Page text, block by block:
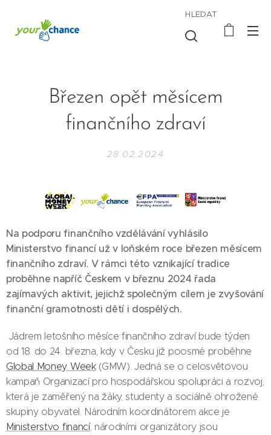
HLEDAT
Březen opět měsícem
finančního zdraví
28.02.2024
Na podporu finančního vzdělávání vyhlásilo
Ministerstvo financí už v loňském roce březen měsícem
finančního zdraví. V rámci této vznikající tradice
proběhne napříč Českem v březnu 2024 řada
zajímavých aktivit, jejichž společným cílem je zvyšování
finanční gramotnosti dětí i dospělých.
Jádrem letošního měsíce finančního zdraví bude týden
od 18. do 24. března, kdy v Česku již poosmé proběhne
Global Money Week(GMW). Jedná se o celosvětovou
kampaň Organizací pro hospodářskou spolupráci a rozvoj,
která je zaměřený na žáky, studenty a sociálně ohrožené
skupiny obyvatel. Národním koordinátorem akce je
Ministerstvo financí, národními organizátory jsou